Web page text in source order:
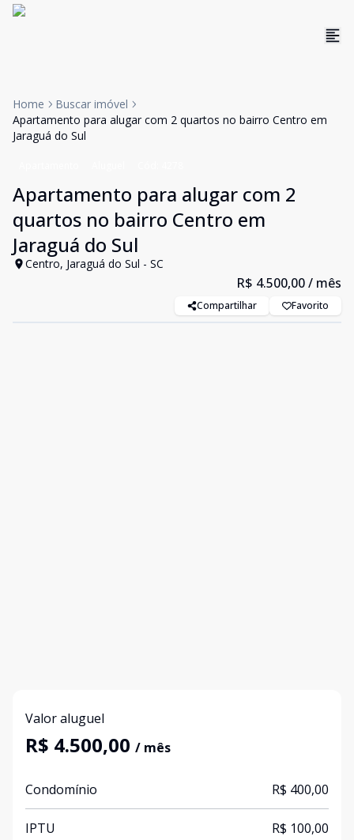
Home
Buscar imóvel
Apartamento para alugar com 2 quartos no bairro Centro em
Jaraguá do Sul
Apartamento para alugar com 2
quartos no bairro Centro em
Jaraguá do Sul
Centro, Jaraguá do Sul - SC
R$ 4.500,00/ mês
Compartilhar Favorito
Valor aluguel
R$ 4.500,00 / mês
Condomínio R$ 400,00
IPTU R$ 100,00